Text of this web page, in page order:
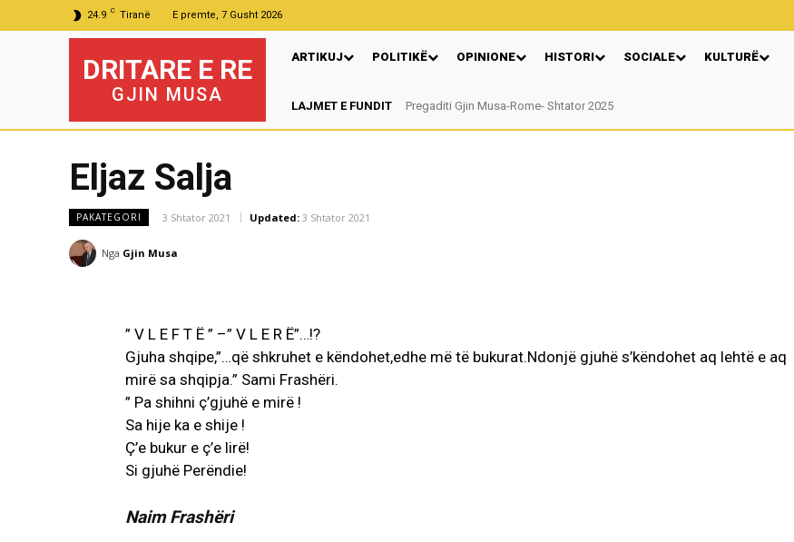
24.9 C Tiranë E premte, 7 Gusht 2026
DRITARE E RE
GJIN MUSA
ARTIKUJ POLITIKË OPINIONE HISTORI SOCIALE KULTURË
LAJMET E FUNDIT Pregaditi Gjin Musa-Rome- Shtator 2025
Nga: Ndue Dedaj
Eljaz Salja
PAKATEGORI 3 Shtator 2021 Updated: 3 Shtator 2021
Nga Gjin Musa
” V L E F T Ë ” –” V L E R Ë”…!?
Gjuha shqipe,”…që shkruhet e këndohet,edhe më të bukurat.Ndonjë gjuhë s’këndohet aq lehtë e aq
mirë sa shqipja.” Sami Frashëri.
” Pa shihni ç’gjuhë e mirë !
Sa hije ka e shije !
Ç’e bukur e ç’e lirë!
Si gjuhë Perëndie!
Naim Frashëri